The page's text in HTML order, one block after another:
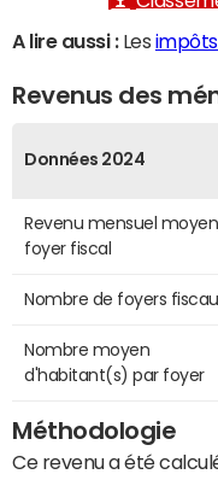
A lire aussi :Les
Revenus des
Données 2024
Revenu mensuel
foyer fiscal
Nombre de foyers
Nombre moyen
d'habitant(s) par foyer
Méthodologie
Ce revenu a été